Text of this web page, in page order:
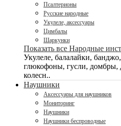
Псалтерионы
Русские народные
Укулеле, аксессуары
Цимбалы
Шаркунки
Показать все Народные
Укулеле, балалайки,
глюкофоны, гусли, домбры,
колесн..
Наушники
Аксессуары для наушников
Мониторинг
Наушники
Наушники беспроводные